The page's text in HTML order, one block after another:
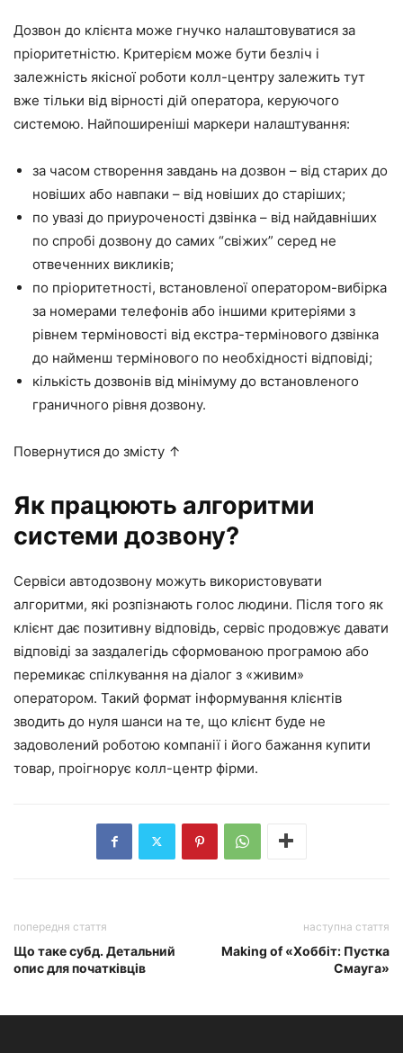
Дозвон до клієнта може гнучко налаштовуватися за
пріоритетністю. Критерієм може бути безліч і
залежність якісної роботи колл-центру залежить тут
вже тільки від вірності дій оператора, керуючого
системою. Найпоширеніші маркери налаштування:
за часом створення завдань на дозвон – від старих до
новіших або навпаки – від новіших до старіших;
по увазі до приуроченості дзвінка – від найдавніших
по спробі дозвону до самих “свіжих” серед не
отвеченних викликів;
по пріоритетності, встановленої оператором-вибірка
за номерами телефонів або іншими критеріями з
рівнем терміновості від екстра-термінового дзвінка
до найменш термінового по необхідності відповіді;
кількість дозвонів від мінімуму до встановленого
граничного рівня дозвону.
Повернутися до змісту ↑
Як працюють алгоритми
системи дозвону?
Сервіси автодозвону можуть використовувати
алгоритми, які розпізнають голос людини. Після того як
клієнт дає позитивну відповідь, сервіс продовжує давати
відповіді за заздалегідь сформованою програмою або
перемикає спілкування на діалог з «живим»
оператором. Такий формат інформування клієнтів
зводить до нуля шанси на те, що клієнт буде не
задоволений роботою компанії і його бажання купити
товар, проігнорує колл-центр фірми.
попередня стаття
Що таке субд. Детальний
опис для початківців
наступна стаття
Making of «Хоббіт: Пустка
Смауга»